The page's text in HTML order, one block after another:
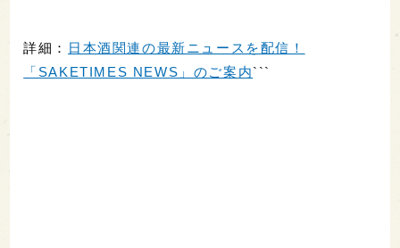
詳細： 日本酒関連の最新ニュースを配信！
「SAKETIMES NEWS」のご案内```